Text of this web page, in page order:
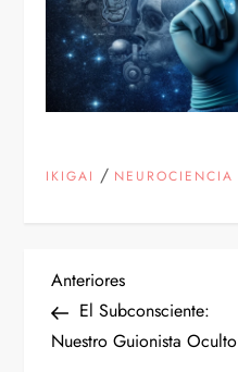
IKIGAI / NEUROCIENCIA
N
a
Entrada
anterior
Anteriores
El Subconsciente:
Nuestro Guionista Oculto